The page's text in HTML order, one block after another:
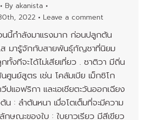
By akanista
2022
Leave a comment
นี้กำลังมาแรงมาก ก่อนปลูกต้น
มารู้จักกับสายพันธุ์กัญชาที่นิยม
ทั้งทีจะได้ไม่เสียเที่ยว . ซาติวา มีถิ่น
ศูนย์สูตร เช่น โคลัมเบีย เม็กซิโก
แอฟริกา และเอเชียตะวันออกเฉียง
: ลำต้นหนา เมื่อโตเต็มที่จะมีความ
ษณะของใบ : ใบยาวเรียว มีสีเขียว